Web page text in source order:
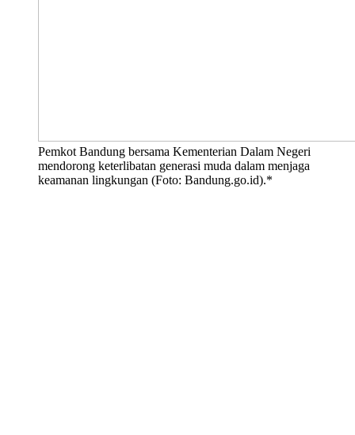
Pemkot Bandung bersama Kementerian Dalam Negeri
mendorong keterlibatan generasi muda dalam menjaga
keamanan lingkungan (Foto: Bandung.go.id).*